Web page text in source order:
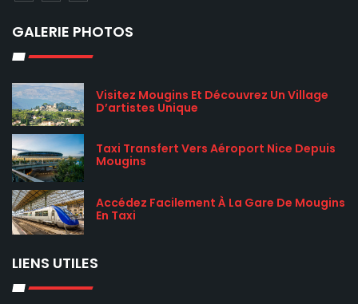
GALERIE PHOTOS
Visitez Mougins Et Découvrez Un Village
D’artistes Unique
Taxi Transfert Vers Aéroport Nice Depuis
Mougins
Accédez Facilement À La Gare De Mougins
En Taxi
LIENS UTILES